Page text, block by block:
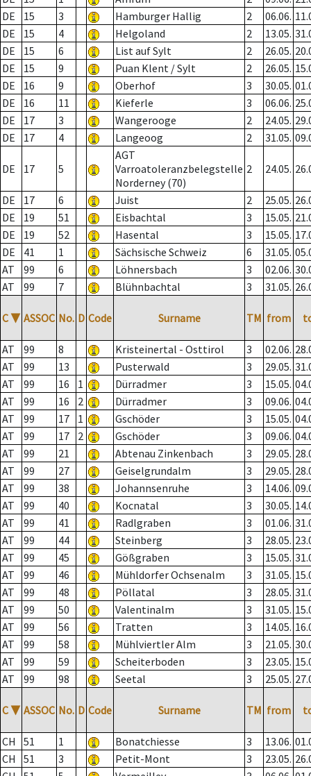
DE
15 3 Hamburger Hallig 2 06.06.
DE
15 4 Helgoland 2 13.05.
DE
15 6 List auf Sylt 2 26.05.
DE
15 9 Puan Klent / Sylt 2 26.05.
DE
16 9 Oberhof 3 30.05.
DE
16 11 Kieferle 3 06.06.
DE
17 3 Wangerooge 2 24.05.
DE
17 4 Langeoog 2 31.05.
DE 17 5
AGT
Varroatoleranzbelegstelle
Norderney (70)
2 24.05.
DE 17 6 Juist 2 25.05.
DE
19 51 Eisbachtal 3 15.05.
DE
19 52 Hasental 3 15.05.
DE
41 1 Sächsische Schweiz 6 31.05.
AT
99 6 Löhnersbach 3 02.06.
AT
99 7 Blühnbachtal 3 31.05.
C ▼ ASSOC No. D Code Surname TM from
AT 99 8 Kristeinertal - Osttirol 3 02.06.
AT
99 13 Pusterwald 3 29.05.
AT
99 16 1 Dürradmer 3 15.05.
AT
99 16 2 Dürradmer 3 09.06.
AT
99 17 1 Gschöder 3 15.05.
AT
99 17 2 Gschöder 3 09.06.
AT
99 21 Abtenau Zinkenbach 3 29.05.
AT
99 27 Geiselgrundalm 3 29.05.
AT
99 38 Johannsenruhe 3 14.06.
AT
99 40 Kocnatal 3 30.05.
AT
99 41 Radlgraben 3 01.06.
AT
99 44 Steinberg 3 28.05.
AT
99 45 Gößgraben 3 15.05.
AT
99 46 Mühldorfer Ochsenalm 3 31.05.
AT
99 48 Pöllatal 3 28.05.
AT
99 50 Valentinalm 3 31.05.
AT
99 56 Tratten 3 14.05.
AT
99 58 Mühlviertler Alm 3 21.05.
AT
99 59 Scheiterboden 3 23.05.
AT
99 98 Seetal 3 25.05.
C ▼ ASSOC No. D Code Surname TM from
CH 51 1 Bonatchiesse 3 13.06.
CH
51 3 Petit-Mont 3 23.05.